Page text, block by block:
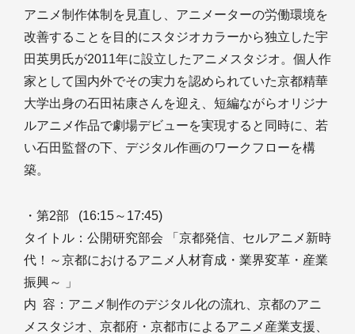
アニメ制作体制を見直し、アニメーターの労働環境を
改善することを目的にスタジオカラーから独立した宇
田英男氏が2011年に設立したアニメスタジオ。個人作
家として国内外でその実力を認められていた京都精華
大学出身の石田祐康さんを迎え、短編ながらオリジナ
ルアニメ作品で劇場デビューを実現すると同時に、若
い石田監督の下、デジタル作画のワークフローを構
築。
・第2部 (16:15～17:45)
タイトル：公開研究部会 「京都発信、セルアニメ新時
代！～京都におけるアニメ人材育成・業界変革・産業
振興～ 」
内 容：アニメ制作のデジタル化の流れ、京都のアニ
メスタジオ、京都府・京都市によるアニメ産業支援、